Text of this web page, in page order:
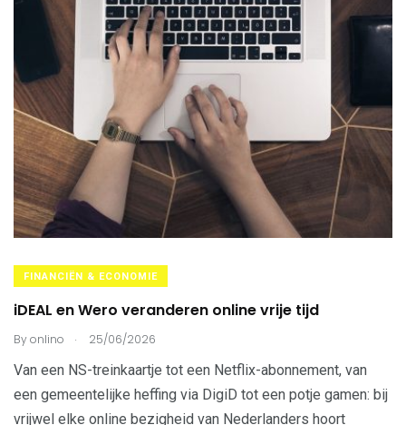
FINANCIËN & ECONOMIE
iDEAL en Wero veranderen online vrije tijd
Byonlino . 25/06/2026
Van een NS-treinkaartje tot een Netflix-abonnement, van
een gemeentelijke heffing via DigiD tot een potje gamen: bij
vrijwel elke online bezigheid van Nederlanders hoort